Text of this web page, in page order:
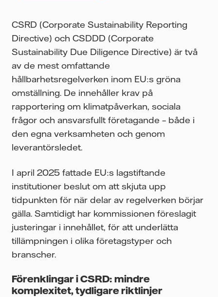
CSRD (Corporate Sustainability Reporting
Directive) och CSDDD (Corporate
Sustainability Due Diligence Directive) är två
av de mest omfattande
hållbarhetsregelverken inom EU:s gröna
omställning. De innehåller krav på
rapportering om klimatpåverkan, sociala
frågor och ansvarsfullt företagande – både i
den egna verksamheten och genom
leverantörsledet.
I april 2025 fattade EU:s lagstiftande
institutioner beslut om att skjuta upp
tidpunkten för när delar av regelverken börjar
gälla. Samtidigt har kommissionen föreslagit
justeringar i innehållet, för att underlätta
tillämpningen i olika företagstyper och
branscher.
Förenklingar i CSRD: mindre
komplexitet, tydligare riktlinjer